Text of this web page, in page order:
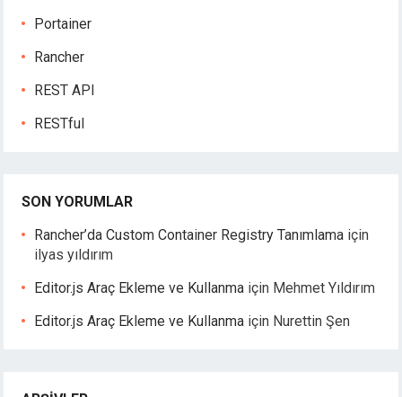
Portainer
Rancher
REST API
RESTful
SON YORUMLAR
Rancher’da Custom Container Registry Tanımlama için
ilyas yıldırım
Editor.js Araç Ekleme ve Kullanma için Mehmet Yıldırım
Editor.js Araç Ekleme ve Kullanma için Nurettin Şen